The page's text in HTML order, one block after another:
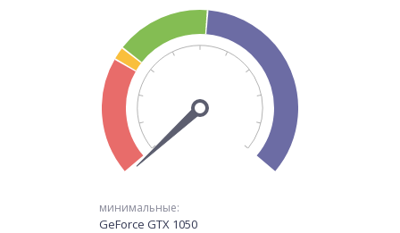
минимальные:
GeForce GTX 1050